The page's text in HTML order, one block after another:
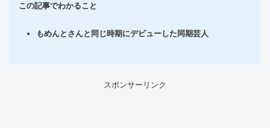
この記事でわかること
もめんとさんと同じ時期にデビューした同期芸人
スポンサーリンク